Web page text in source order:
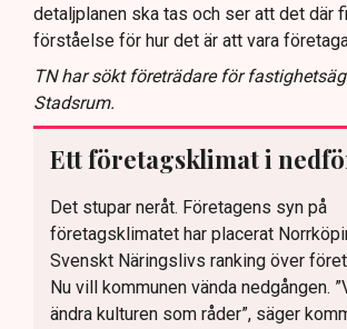
detaljplanen ska tas och ser att det där
förståelse för hur det är att vara
TN har sökt företrädare för
Stadsrum.
Ett företagsklimat i
Det stupar neråt. Företagens syn på
företagsklimatet har placerat
Svenskt Näringslivs ranking över
Nu vill kommunen vända nedgången.
ändra kulturen som råder”, säger